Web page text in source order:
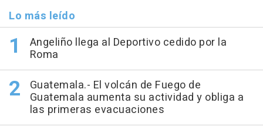
Lo más leído
Angeliño llega al Deportivo cedido por la
Roma
Guatemala.- El volcán de Fuego de
Guatemala aumenta su actividad y obliga a
las primeras evacuaciones